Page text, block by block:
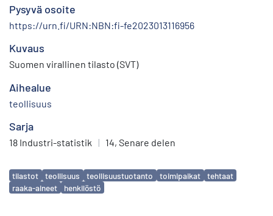
Pysyvä osoite
https://urn.fi/URN:NBN:fi-fe2023013116956
Kuvaus
Suomen virallinen tilasto (SVT)
Aihealue
teollisuus
Sarja
18 Industri-statistik | 14, Senare delen
Avainsanat
tilastot teollisuus teollisuustuotanto toimipaikat
tehtaat
raaka-aineet
henkilöstö